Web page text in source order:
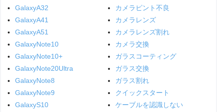
GalaxyA32
GalaxyA41
GalaxyA51
GalaxyNote10
GalaxyNote10+
GalaxyNote20Ultra
GalaxyNote8
GalaxyNote9
GalaxyS10
カメラピント不良
カメラレンズ
カメラレンズ割れ
カメラ交換
ガラスコーティング
ガラス交換
ガラス割れ
クイックスタート
ケーブルを認識しない